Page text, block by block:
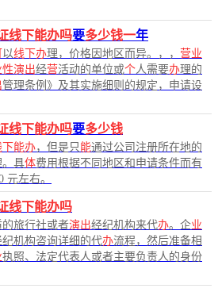
线下能办吗要多少钱一年
以线下办理，价格因地区而异。，， 营业
演出经营活动的单位或个人需要办理的
管理条例》及其实施细则的规定，申请设
线下能办吗要多少钱
能办，但是只 能通过公司注册所在地的
。具体费用根据不同地区和申请条件而有
元左右。
线下能办吗
旅行社或者演出经纪机构来代办。企业
纪机构咨询详细的代办流程，然后准备相
执照、法定代表人或者主要负责人的身份